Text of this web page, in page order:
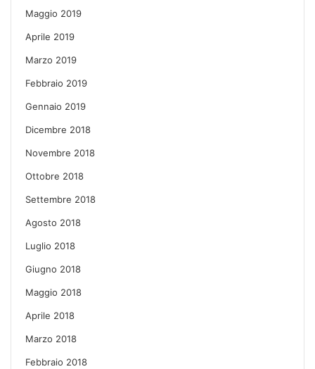
Maggio 2019
Aprile 2019
Marzo 2019
Febbraio 2019
Gennaio 2019
Dicembre 2018
Novembre 2018
Ottobre 2018
Settembre 2018
Agosto 2018
Luglio 2018
Giugno 2018
Maggio 2018
Aprile 2018
Marzo 2018
Febbraio 2018